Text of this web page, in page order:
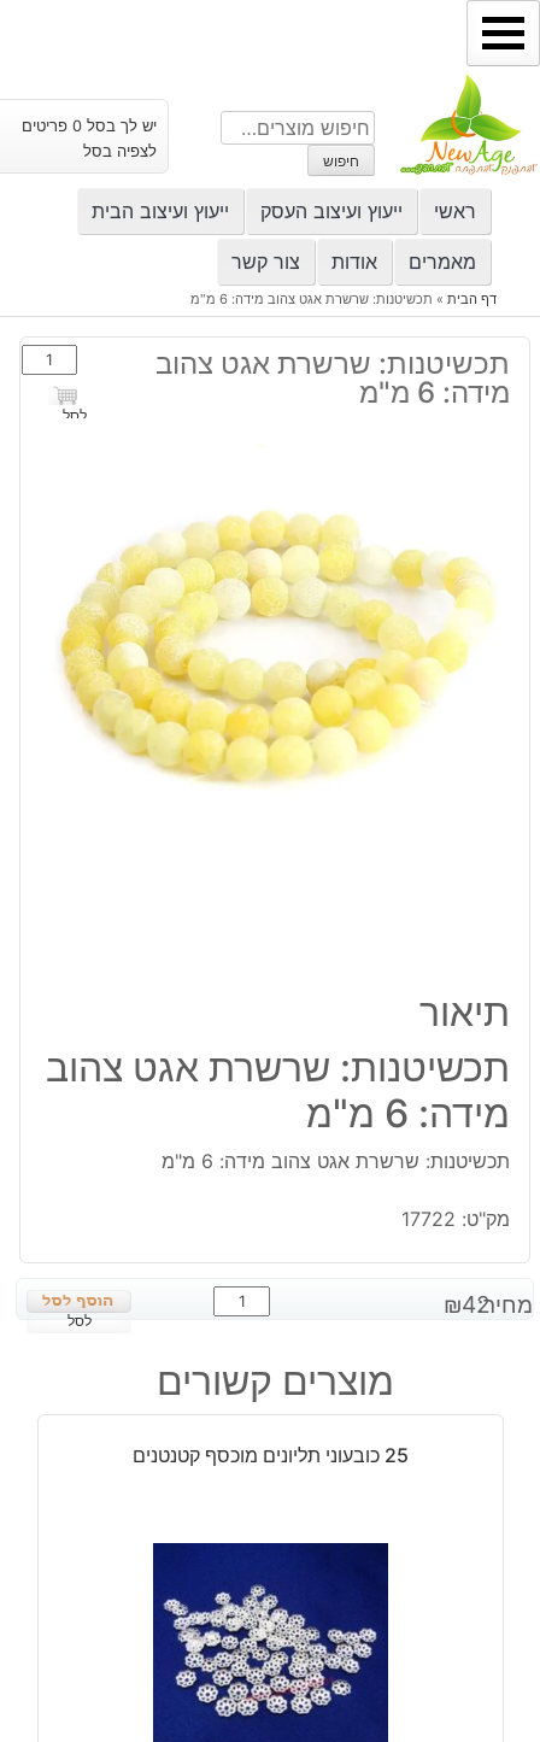
דילוג
לתוכן
חיפוש
עבור:
חיפוש
יש לך בסל 0 פריטים
לצפיה בסל
ראשי ייעוץ ועיצוב העסק ייעוץ ועיצוב הבית
מאמרים אודות צור קשר
דף הבית» תכשיטנות: שרשרת אגט צהוב מידה: 6 מ"מ
תכשיטנות: שרשרת אגט צהוב
מידה: 6 מ"מ
כמות
של
לסל
תיאור
תכשיטנות: שרשרת אגט צהוב
מידה: 6 מ"מ
תכשיטנות: שרשרת אגט צהוב מידה: 6 מ"מ
מק"ט: 17722
מחיר: ₪42
כמות
של
שרשרת
אגט
מידה:
לסל
מוצרים קשורים
25 כובעוני תליונים מוכסף קטנטנים